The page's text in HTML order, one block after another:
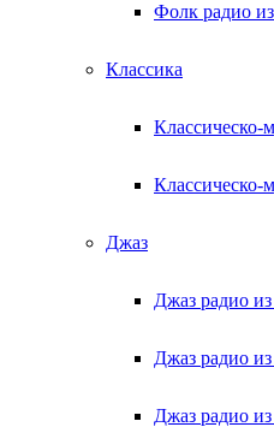
Фолк радио
Классика
Классическо-
Классическо-
Джаз
Джаз радио
Джаз радио
Джаз радио